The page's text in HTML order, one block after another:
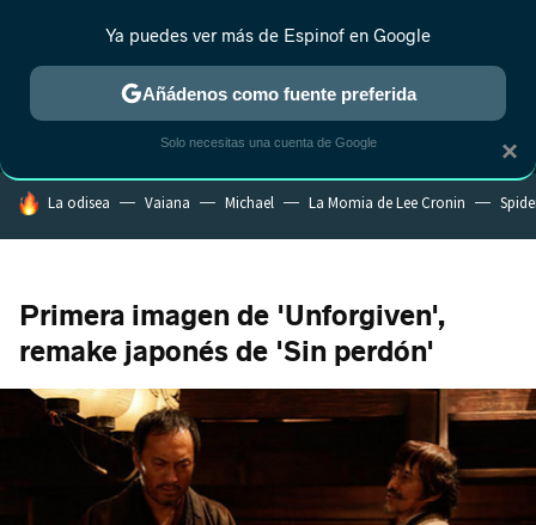
MENÚ NUEVO
ESTRENOS REALITY ANIME RANKINGS CINE
HOY SE HABLA DE
La odisea Vaiana Michael La Momia de Lee Cronin
Primera imagen de 'Unforgiven',
remake japonés de 'Sin perdón'
×
Ya puedes ver más de Espinof en Google
Añádenos como fuente preferida
Solo necesitas una cuenta de Google